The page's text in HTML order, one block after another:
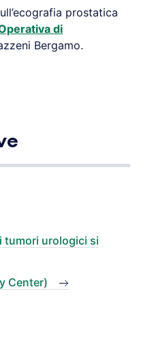
prostatica
di
Bergamo.
tumori urologici si
Center)